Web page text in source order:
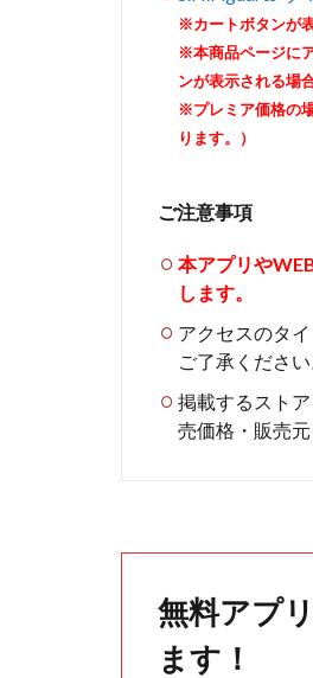
※カートボタンが
※本商品ページに
ンが表示される場
※プレミア価格の
ります。）
ご注意事項
本アプリや
します。
アクセスのタ
ご了承ください
掲載するスト
売価格・販売元
無料アプ
ます！